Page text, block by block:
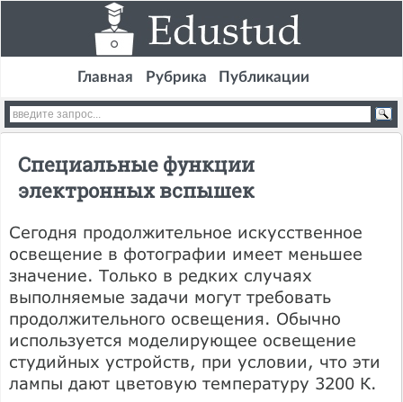
Главная Рубрика Публикации
Специальные функции
электронных вспышек
Сегодня продолжительное искусственное
освещение в фотографии имеет меньшее
значение. Только в редких случаях
выполняемые задачи могут требовать
продолжительного освещения. Обычно
используется моделирующее освещение
студийных устройств, при условии, что эти
лампы дают цветовую температуру 3200 К.